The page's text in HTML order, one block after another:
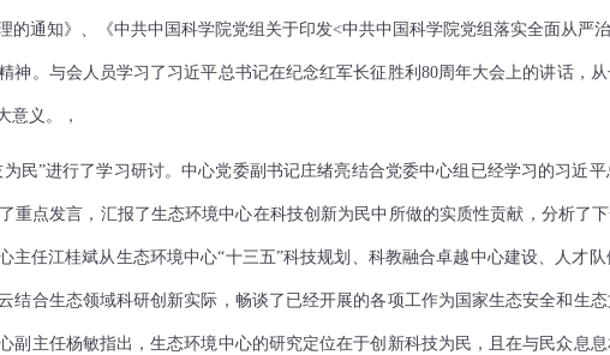
的通知》、《中共中国科学院党组关于印发<中共中国科学院党组落实全面从严
神。与会人员学习了习近平总书记在纪念红军长征胜利 80周年大会上的讲话，
意义。，
民”进行了学习研讨。中心党委副书记庄绪亮结合党委中心组已经学习的习近
重点发言，汇报了生态环境中心在科技创新为民中所做的实质性贡献，分析了
主任江桂斌从生态环境中心“十三五”科技规划、科教融合卓越中心建设、人才
结合生态领域科研创新实际，畅谈了已经开展的各项工作为国家生态安全和生
副主任杨敏指出，生态环境中心的研究定位在于创新科技为民，且在与民众息